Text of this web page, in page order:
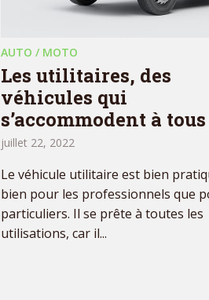
AUTO / MOTO
Les utilitaires, des
véhicules qui
s’accommodent à tous
juillet 22, 2022
Le véhicule utilitaire est bien
bien pour les professionnels que
particuliers. Il se prête à toutes les
utilisations, car il...